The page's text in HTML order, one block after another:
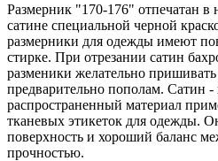
Размерник "170-176" отпечатан
сатине специальной черной
размерники для одежды имеют
стирке. При отрезании сатин
разменики желательно
предварительно пополам. Сатин
распространенный материал
тканевых этикеток для одежды.
поверхность и хороший баланс
прочностью.